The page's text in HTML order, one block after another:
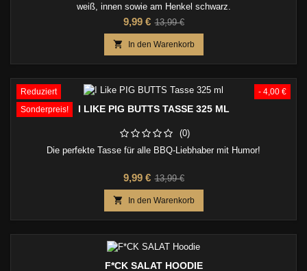
weiß, innen sowie am Henkel schwarz.
Preis
9,99 € Verkaufspreis
13,99 €
 In den Warenkorb
- 4,00 €
Reduziert
Sonderpreis!
I LIKE PIG BUTTS TASSE 325 ML
(0)
Die perfekte Tasse für alle BBQ-Liebhaber mit Humor!
Preis
9,99 € Verkaufspreis
13,99 €
 In den Warenkorb
F*CK SALAT HOODIE